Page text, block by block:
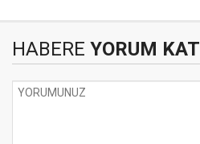
HABERE YORUM KAT